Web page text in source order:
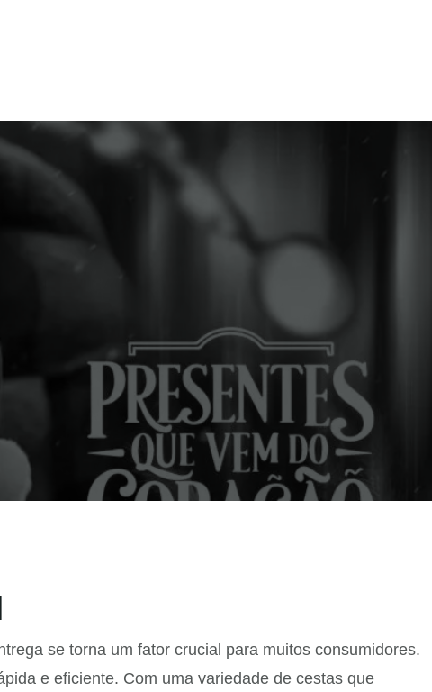
se torna um fator crucial para muitos consumidores.
e eficiente. Com uma variedade de cestas que